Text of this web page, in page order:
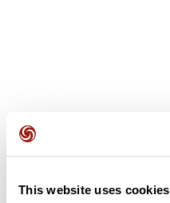
This website uses cookies